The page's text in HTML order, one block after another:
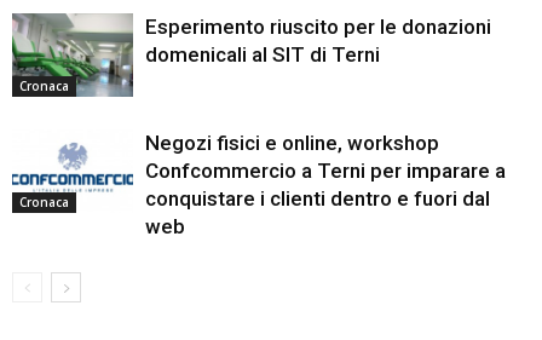
Cronaca
Esperimento riuscito per le donazioni
domenicali al SIT di Terni
Cronaca
Negozi fisici e online, workshop
Confcommercio a Terni per imparare a
conquistare i clienti dentro e fuori dal
web